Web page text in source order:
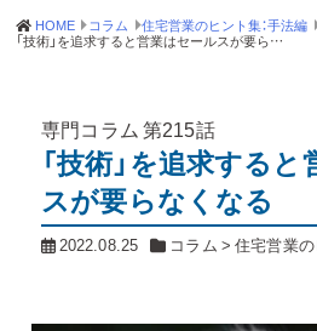
HOME コラム 住宅営業のヒント集：手法編
「技術」を追求すると営業はセールスが要らなくなる
専門コラム第215話
「技術」を追求する
スが要らなくなる
2022.08.25 コラム >住宅営業の